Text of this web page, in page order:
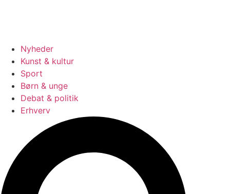
Nyheder
Kunst & kultur
Sport
Børn & unge
Debat & politik
Erhverv